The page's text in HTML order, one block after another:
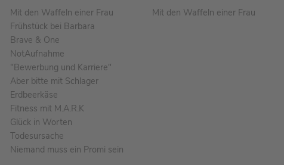
Mit den Waffeln einer Frau
Frühstück bei Barbara
Brave & One
NotAufnahme
"Bewerbung und Karriere"
Aber bitte mit Schlager
Erdbeerkäse
Fitness mit M.A.R.K
Glück in Worten
Todesursache
Niemand muss ein Promi sein
Mit den Waffeln einer Frau